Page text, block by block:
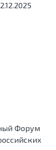
Форум